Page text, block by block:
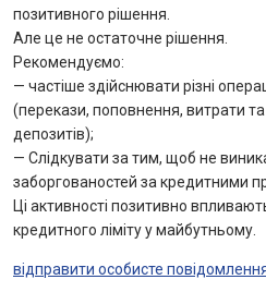
Кредити
Картки
Точки видачі
Інтернет-банкінг
Банки-партнери
позитивного рішення.
Але це не остаточне рішення.
Рекомендуємо:
— частіше здійснювати різні
(перекази, поповнення, витрати
депозитів);
— Слідкувати за тим, щоб не
заборгованостей за кредитними
Ці активності позитивно
кредитного ліміту у майбутньому.
відправити особисте